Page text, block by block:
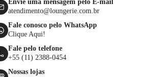
Envie uma mensagem pelo E-mail
atendimento@loungerie.com.br
Fale conosco pelo WhatsApp
Clique Aqui!
Fale pelo telefone
+55 (11) 2388-0454
Nossas lojas